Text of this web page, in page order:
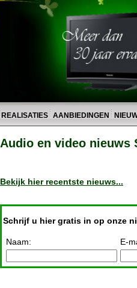
REALISATIES AANBIEDINGEN
Audio en video nieuws
Bekijk hier recentste nieuws...
Schrijf u hier gratis in op onze
Naam: E-